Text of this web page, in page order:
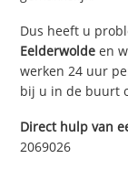
Dus heeft u
Eelderwolde en
werken 24 uur
bij u in de buurt
Direct hulp van
2069026